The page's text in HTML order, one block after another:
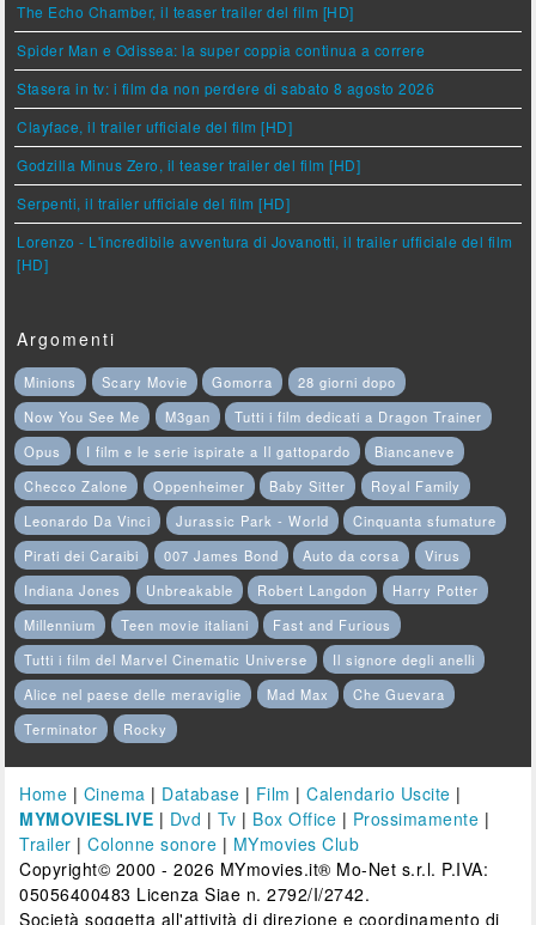
The Echo Chamber, il teaser trailer del film [HD]
Spider Man e Odissea: la super coppia continua a correre
Stasera in tv: i film da non perdere di sabato 8 agosto 2026
Clayface, il trailer ufficiale del film [HD]
Godzilla Minus Zero, il teaser trailer del film [HD]
Serpenti, il trailer ufficiale del film [HD]
Lorenzo - L'incredibile avventura di Jovanotti, il trailer ufficiale del film
[HD]
Argomenti
Minions Scary Movie Gomorra
28 giorni dopo
Now You See Me
M3gan
Tutti i film dedicati a Dragon Trainer
Opus
I film e le serie ispirate a Il gattopardo
Biancaneve
Checco Zalone
Oppenheimer Baby Sitter
Royal Family
Leonardo Da Vinci
Jurassic Park - World
Cinquanta sfumature
Pirati dei Caraibi
007 James Bond Auto da corsa
Virus
Indiana Jones
Unbreakable Robert Langdon
Harry Potter
Millennium
Teen movie italiani
Fast and Furious
Tutti i film del Marvel Cinematic Universe
Il signore degli anelli
Alice nel paese delle meraviglie
Mad Max
Che Guevara
Terminator
Rocky
Home | Cinema | Database | Film |Calendario Uscite |
MYMOVIESLIVE | Dvd | Tv | Box Office | Prossimamente |
Trailer |Colonne sonore | MYmovies Club
Copyright© 2000 - 2026 MYmovies.it® Mo-Net s.r.l. P.IVA:
05056400483 Licenza Siae n. 2792/I/2742.
Società soggetta all'attività di direzione e coordinamento di